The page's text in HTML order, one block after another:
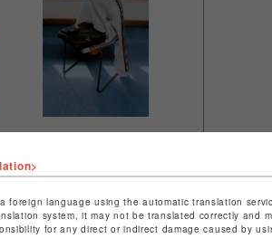
foreign language using the automatic translation
system, it may not be translated correctly and
for any direct or indirect damage caused by